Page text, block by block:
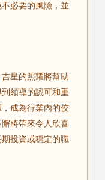
必要的風險，並
星的照耀將幫助
領導的認可和重
成為行業內的佼
將帶來令人欣喜
投資或穩定的職